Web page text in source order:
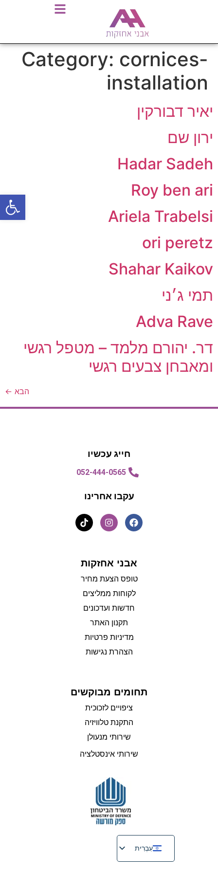
Category: cornices-
installation
יאיר דבורקין
ירון שם
Hadar Sadeh
Roy ben ari
Ariela Trabelsi
ori peretz
Shahar Kaikov
תמי ג׳ני
Adva Rave
דר. יהורם מלמד – מטפל רגשי
ומאבחן צבעים רגשי
הבא ←
חייג עכשיו
052-444-0565
עקבו אחרינו
אבני אחזקות
טופס הצעת מחיר
לקוחות ממליצים
חדשות ועדכונים
תקנון האתר
מדיניות פרטיות
הצהרת נגישות
תחומים מבוקשים
ציפויים לזכוכית
התקנת טלוויזיה
שירותי מנעולן
שירותי אינסטלציה
עִבְרִית
English
פתח